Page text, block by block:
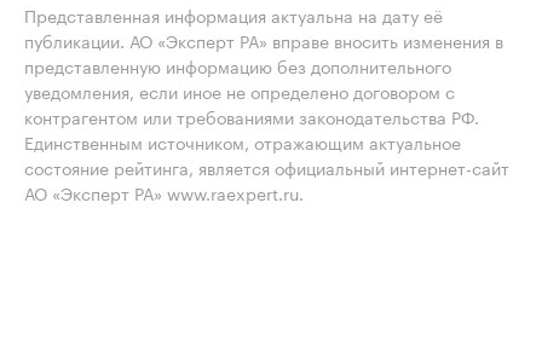
Представленная информация актуальна на дату её
публикации. АО «Эксперт РА» вправе вносить изменения в
представленную информацию без дополнительного
уведомления, если иное не определено договором с
контрагентом или требованиями законодательства РФ.
Единственным источником, отражающим актуальное
состояние рейтинга, является официальный интернет-сайт
АО «Эксперт РА» www.raexpert.ru.